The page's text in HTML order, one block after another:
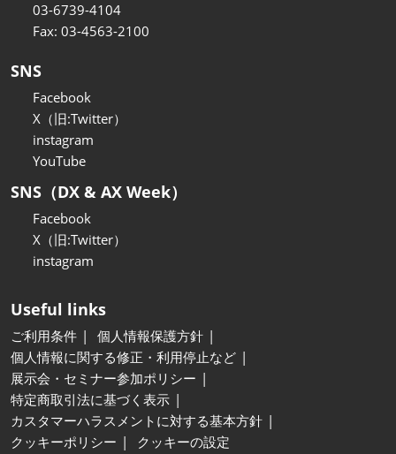
03-6739-4104
Fax: 03-4563-2100
SNS
Facebook
X（旧:Twitter）
instagram
YouTube
SNS（DX & AX Week）
Facebook
X（旧:Twitter）
instagram
Useful links
ご利用条件
個人情報保護方針
個人情報に関する修正・利用停止など
展示会・セミナー参加ポリシー
特定商取引法に基づく表示
カスタマーハラスメントに対する基本方針
クッキーポリシー
クッキーの設定